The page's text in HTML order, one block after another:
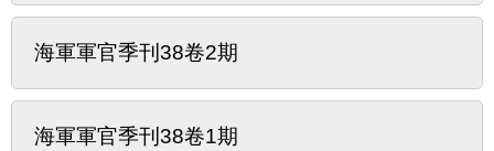
海軍軍官季刊38卷2期
海軍軍官季刊38卷1期